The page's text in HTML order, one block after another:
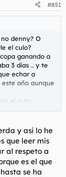
#851
denny? O
el culo?
ganando a
3 días .. y te
echar a
año aunque
el puto
hasta
y así lo he
que leer mis
al respeto a
es el que
se ha